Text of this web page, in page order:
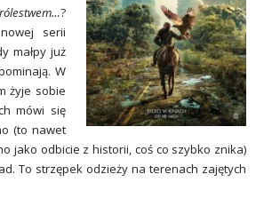
?
serii
małpy już
W
żyje sobie
mówi się
(to nawet
jako odbicie z historii, coś co szybko znika)
To strzępek odzieży na terenach zajętych